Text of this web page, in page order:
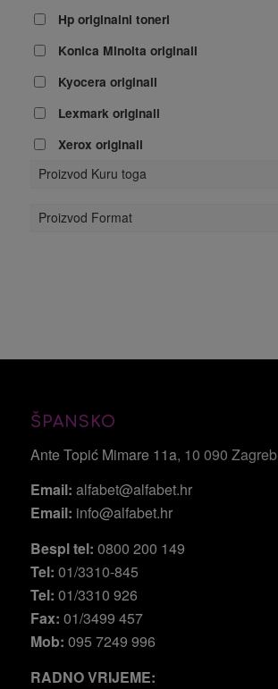
Hp originalni toneri
Konica Minolta originali
Kyocera originali
Lexmark originali
Xerox originali
Proizvod Kuru toga
Proizvod Format
ŠPANSKO
Ante Topić Mimare 11a, 10 090 Zagreb
Email: alfabet@alfabet.hr
Email: info@alfabet.hr
Bespl tel: 0800 200 149
Tel: 01/3310-845
Tel: 01/3310 926
Fax: 01/3499 457
Mob: 095 7249 996
RADNO VRIJEME: